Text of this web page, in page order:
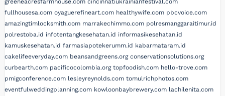
fullhousesa.com oyaguerefineart.com healthywife.com pbcvoice.com
amazingtimlocksmith.com marrakechimmo.com polresmanggaraitimur.id
polrestoba.id infotentangkesehatan.id informasikesehatan.id
kamuskesehatan.id farmasiapotekerumm.id kabarmataram.id
cakelifeeveryday.com beansandgreens.org conservationsolutions.org
curbearth.com pacificocolombia.org topfoodish.com hello-trove.com
pmigconference.com lesleyreynolds.com tomulrichphotos.com
eventfulweddingplanning.com kowloonbaybrewery.com lachilenita.com